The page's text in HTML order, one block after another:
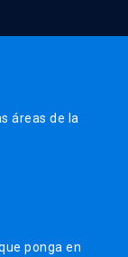
áreas de la
ponga en